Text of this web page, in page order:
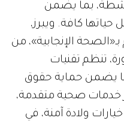
بما يضمن
حياتها كافة. ويبرز،
الإنجابية»، من
تنظم تقنيات
يضمن حماية حقوق
خدمات صحية متقدمة،
ولادة آمنة، في